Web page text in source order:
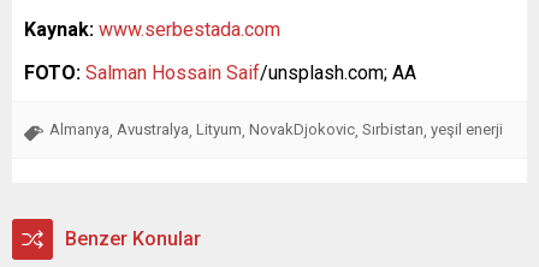
Kaynak: www.serbestada.com
FOTO: Salman Hossain Saif/unsplash.com; AA
Almanya Avustralya Lityum NovakDjokovic Sırbistan yeşil enerji
Benzer Konular